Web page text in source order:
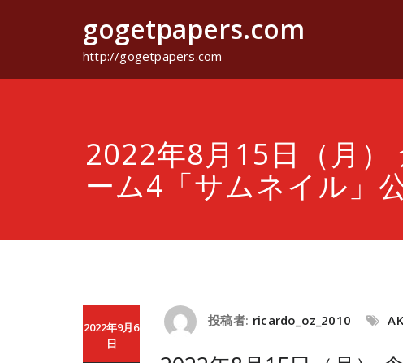
gogetpapers.com
http://gogetpapers.com
2022年8月15日（月）
ーム4「サムネイル」
2022年9月6
日
投稿者: ricardo_oz_2010